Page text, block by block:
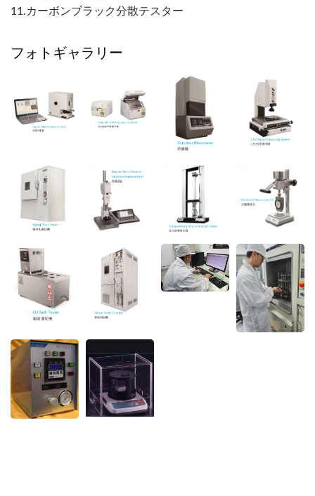
11.カーボンブラック分散テスター
フォトギャラリー